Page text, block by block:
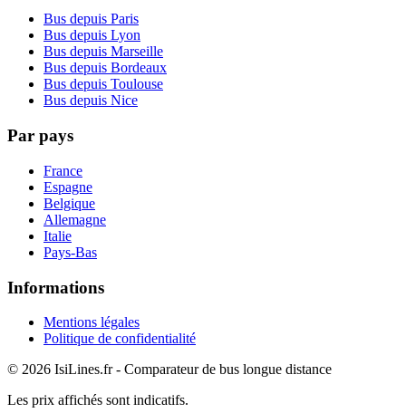
Bus depuis Paris
Bus depuis Lyon
Bus depuis Marseille
Bus depuis Bordeaux
Bus depuis Toulouse
Bus depuis Nice
Par pays
France
Espagne
Belgique
Allemagne
Italie
Pays-Bas
Informations
Mentions légales
Politique de confidentialité
© 2026 IsiLines.fr - Comparateur de bus longue distance
Les prix affichés sont indicatifs.